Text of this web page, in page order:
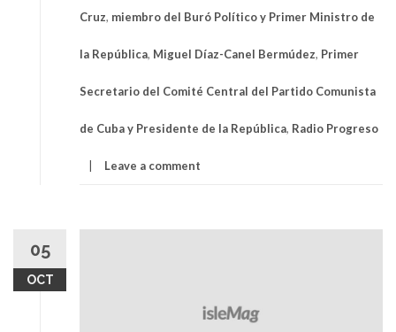
Cruz, miembro del Buró Político y Primer Ministro de
la República, Miguel Díaz-Canel Bermúdez, Primer
Secretario del Comité Central del Partido Comunista
de Cuba y Presidente de la República, Radio Progreso
Leave a comment
05
OCT